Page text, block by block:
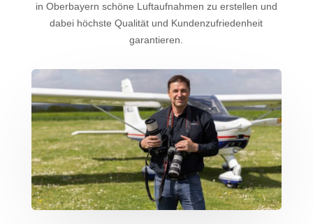
in Oberbayern schöne Luftaufnahmen zu erstellen und
dabei höchste Qualität und Kundenzufriedenheit
garantieren.